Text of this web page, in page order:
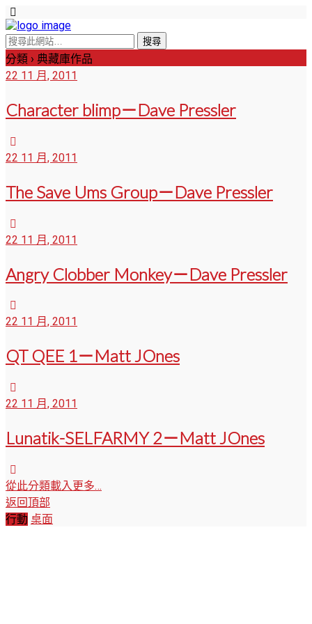
分類 › 典藏庫作品
22 11 月, 2011
Character blimp－Dave Pressler
22 11 月, 2011
The Save Ums Group－Dave Pressler
22 11 月, 2011
Angry Clobber Monkey－Dave Pressler
22 11 月, 2011
QT QEE 1－Matt JOnes
22 11 月, 2011
Lunatik-SELFARMY 2－Matt JOnes
從此分類載入更多…
返回頂部
行動 桌面